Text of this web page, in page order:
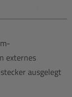
externes
ausgelegt